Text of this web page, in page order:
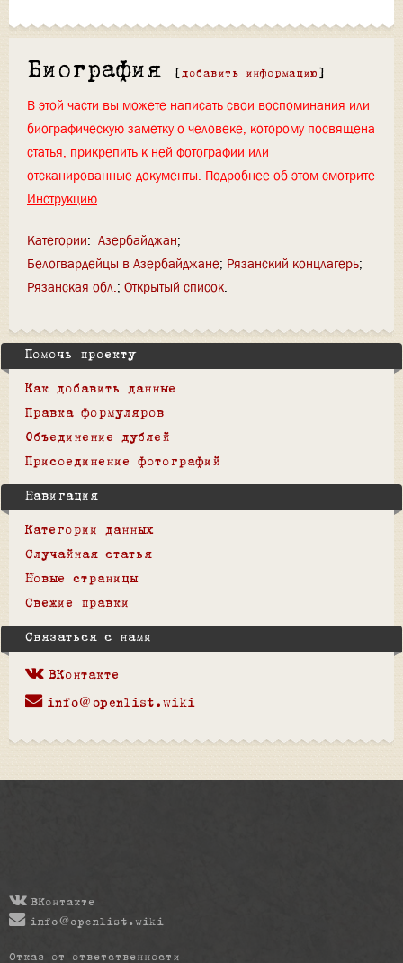
Биография [ добавить информацию ]
В этой части вы можете написать свои воспоминания или
биографическую заметку о человеке, которому посвящена
статья, прикрепить к ней фотографии или
отсканированные документы. Подробнее об этом смотрите
Инструкцию.
Категории: Азербайджан
Белогвардейцы в Азербайджане Рязанский концлагерь
Рязанская обл. Открытый список
Помочь проекту
Как добавить данные
Правка формуляров
Объединение дублей
Присоединение фотографий
Навигация
Категории данных
Случайная статья
Новые страницы
Свежие правки
Связаться с нами
ВКонтакте
info@openlist.wiki
ВКонтакте
info@openlist.wiki
Отказ от ответственности